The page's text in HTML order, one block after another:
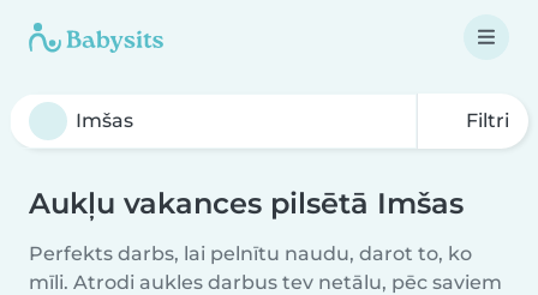
Filtri
Aukļu vakances pilsētā Imšas
Perfekts darbs, lai pelnītu naudu, darot to, ko
mīli. Atrodi aukles darbus tev netālu, pēc saviem